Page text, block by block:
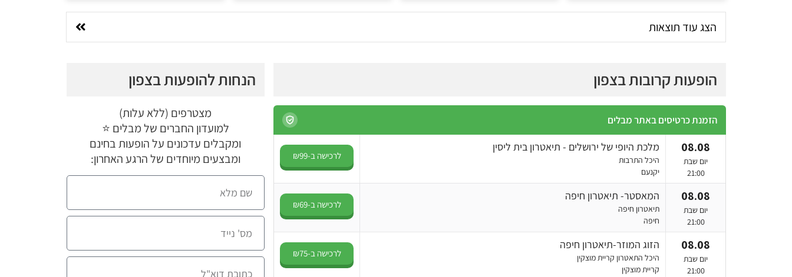
הצג עוד תוצאות
הופעות קרובות בצפון
הזמנת כרטיסים באתר מבלים
08.08
יום שבת
21:00
מלכת היופי של ירושלים - תיאטרון בית ליסין
היכל התרבות
יקנעם
לרכישה ב-₪99
08.08
יום שבת
21:00
המאסטר- תיאטרון חיפה
תיאטרון חיפה
חיפה
לרכישה ב-₪69
08.08
יום שבת
21:00
הזוג המוזר-תיאטרון חיפה
היכל התאטרון קריית מוצקין
קריית מוצקין
לרכישה ב-₪75
הנחות להופעות בצפון
מצטרפים (ללא עלות)
למועדון החברים של מבלים ⭐
ומקבלים עדכונים על הופעות בחינם
ומבצעים מיוחדים של הרגע האחרון: